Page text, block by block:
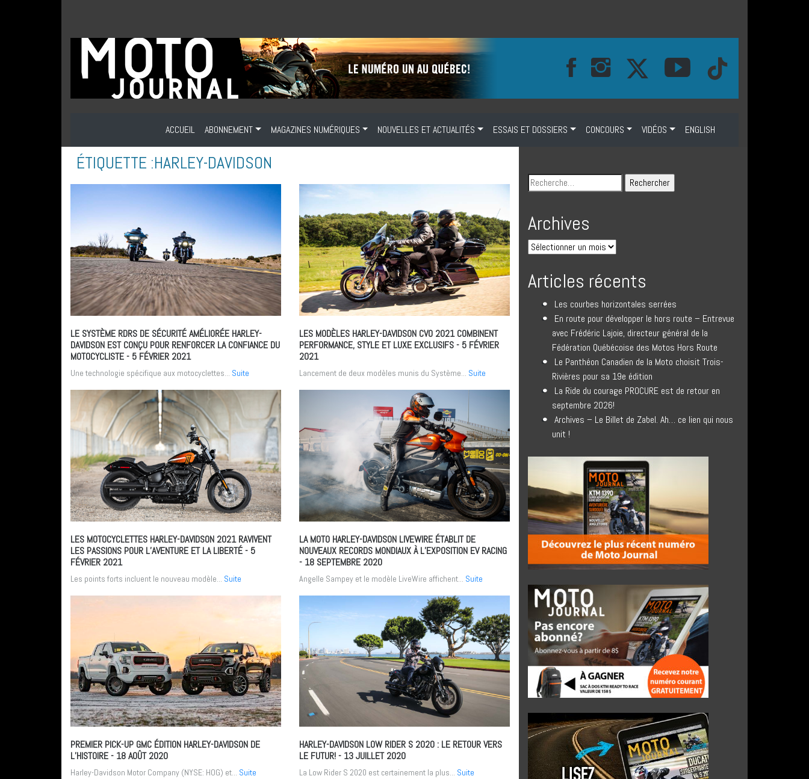
ACCUEIL ABONNEMENT MAGAZINES NUMÉRIQUES NOUVELLES ET ACTUALITÉS ESSAIS ET DOSSIERS CONCOURS VIDÉOS ENGLISH
ÉTIQUETTE :HARLEY-DAVIDSON
LE SYSTÈME RDRS DE SÉCURITÉ AMÉLIORÉE HARLEY-
DAVIDSON EST CONÇU POUR RENFORCER LA CONFIANCE DU
MOTOCYCLISTE- 5 FÉVRIER 2021
Une technologie spécifique aux motocyclettes... Suite
LES MODÈLES HARLEY-DAVIDSON CVO 2021 COMBINENT
PERFORMANCE, STYLE ET LUXE EXCLUSIFS- 5 FÉVRIER
2021
Lancement de deux modèles munis du Système... Suite
LES MOTOCYCLETTES HARLEY-DAVIDSON 2021 RAVIVENT
LES PASSIONS POUR L’AVENTURE ET LA LIBERTÉ- 5
FÉVRIER 2021
Les points forts incluent le nouveau modèle... Suite
LA MOTO HARLEY-DAVIDSON LIVEWIRE ÉTABLIT DE
NOUVEAUX RECORDS MONDIAUX À L’EXPOSITION EV RACING
- 18 SEPTEMBRE 2020
Angelle Sampey et le modèle LiveWire affichent... Suite
PREMIER PICK-UP GMC ÉDITION HARLEY-DAVIDSON DE
L’HISTOIRE- 18 AOÛT 2020
Harley-Davidson Motor Company (NYSE: HOG) et... Suite
HARLEY-DAVIDSON LOW RIDER S 2020 : LE RETOUR VERS
LE FUTUR!- 13 JUILLET 2020
La Low Rider S 2020 est certainement la plus... Suite
Archives
Articles récents
Les courbes horizontales serrées
En route pour développer le hors route – Entrevue
avec Frédéric Lajoie, directeur général de la
Fédération Québécoise des Motos Hors Route
Le Panthéon Canadien de la Moto choisit Trois-
Rivières pour sa 19e édition
La Ride du courage PROCURE est de retour en
septembre 2026!
Archives – Le Billet de Zabel. Ah… ce lien qui nous
unit !